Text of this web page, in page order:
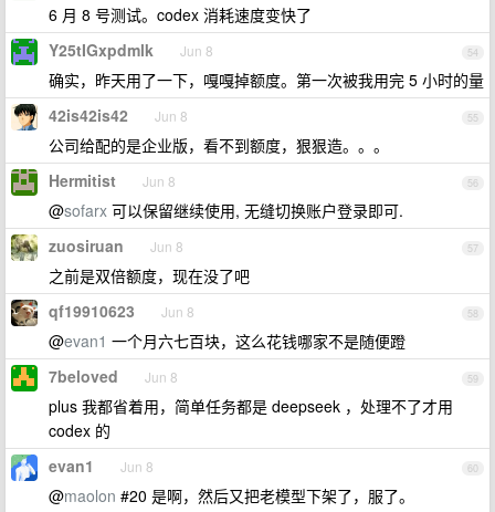
6 月 8 号测试。codex 消耗速度变快了
54
Y25tIGxpdmlk Jun 8
确实，昨天用了一下，嘎嘎掉额度。第一次被我用完 5 小时的量
55
42is42is42 Jun 8
公司给配的是企业版，看不到额度，狠狠造。。。
56
Hermitist Jun 8
@sofarx 可以保留继续使用, 无缝切换账户登录即可.
57
zuosiruan Jun 8
之前是双倍额度，现在没了吧
58
qf19910623 Jun 8
@evan1 一个月六七百块，这么花钱哪家不是随便蹬
59
7beloved Jun 8
plus 我都省着用，简单任务都是 deepseek ，处理不了才用
codex 的
60
evan1 Jun 8
@maolon #20 是啊，然后又把老模型下架了，服了。